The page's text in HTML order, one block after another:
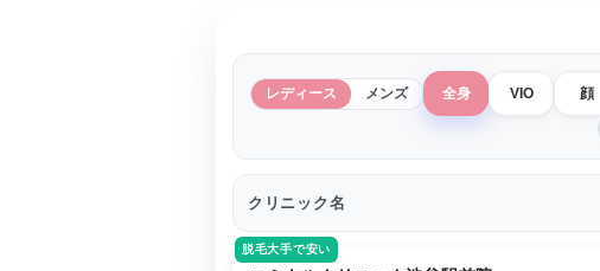
レディース メンズ 全身 VIO 顔
クリニック名
脱毛大手で安い